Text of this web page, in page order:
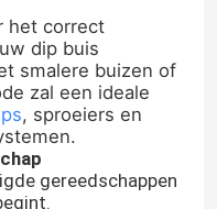
het correct
dip buis
smalere buizen of
zal een ideale
, sproeiers en
gereedschappen